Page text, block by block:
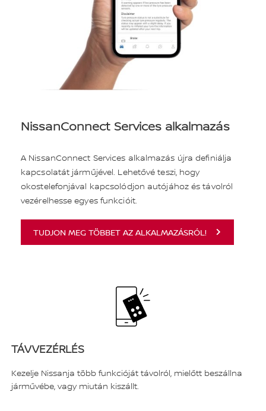
NissanConnect Services alkalmazás
A NissanConnect Services alkalmazás újra definiálja
kapcsolatát járműjével. Lehetővé teszi, hogy
okostelefonjával kapcsolódjon autójához és távolról
vezérelhesse egyes funkcióit.
TUDJON MEG TÖBBET AZ ALKALMAZÁSRÓL!
TÁVVEZÉRLÉS
Kezelje Nissanja több funkcióját távolról, mielőtt beszállna
járművébe, vagy miután kiszállt.